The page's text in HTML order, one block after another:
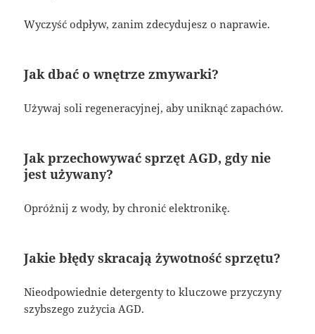
Wyczyść odpływ, zanim zdecydujesz o naprawie.
Jak dbać o wnętrze zmywarki?
Używaj soli regeneracyjnej, aby uniknąć zapachów.
Jak przechowywać sprzęt AGD, gdy nie
jest używany?
Opróżnij z wody, by chronić elektronikę.
Jakie błędy skracają żywotność sprzętu?
Nieodpowiednie detergenty to kluczowe przyczyny
szybszego zużycia AGD.